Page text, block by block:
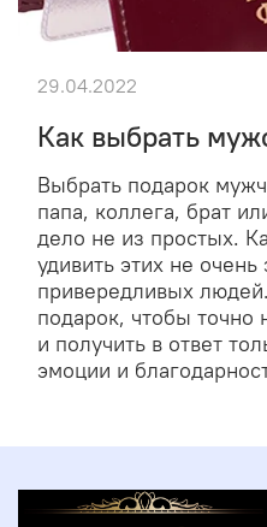
Как выбрать
Выбрать подарок
папа, коллега, брат
дело не из простых.
удивить этих не
привередливых
подарок, чтобы точно
и получить в ответ
эмоции и
29.04.2022